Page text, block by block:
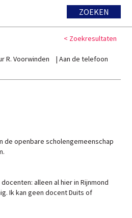
ZOEKEN
< Zoekresultaten
R. Voorwinden Aan de telefoon
de openbare scholengemeenschap
alleen al hier in Rijnmond
Ik kan geen docent Duits of